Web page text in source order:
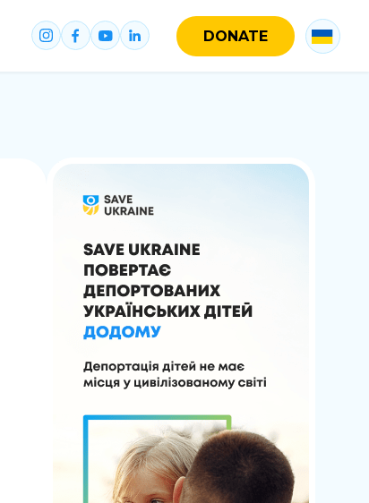
DONATE